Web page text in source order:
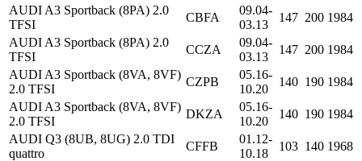
AUDI A3 Sportback (8PA) 2.0
TFSI
CBFA
09.04-
03.13
147 200 1984
AUDI A3 Sportback (8PA) 2.0
TFSI
CCZA
09.04-
03.13
147 200 1984
AUDI A3 Sportback (8VA, 8VF)
2.0 TFSI
CZPB
05.16-
10.20
140 190 1984
AUDI A3 Sportback (8VA, 8VF)
2.0 TFSI
DKZA
05.16-
10.20
140 190 1984
AUDI Q3 (8UB, 8UG) 2.0 TDI
quattro
CFFB
01.12-
10.18
103 140 1968